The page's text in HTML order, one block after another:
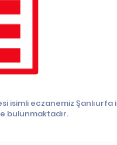
isimli eczanemiz
bulunmaktadır.